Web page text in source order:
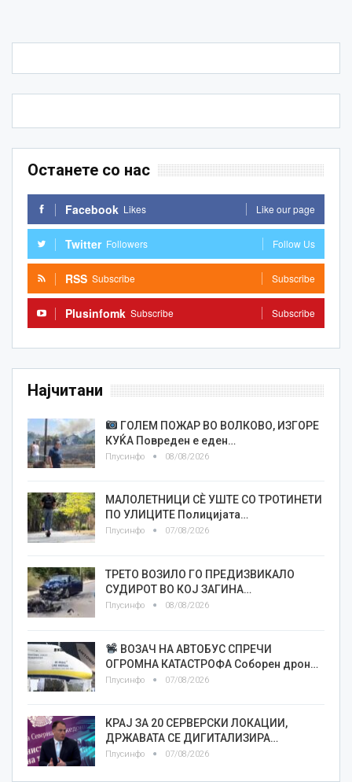
Останете со нас
Facebook Likes Like our page
Twitter Followers Follow Us
RSS Subscribe Subscribe
Plusinfomk Subscribe Subscribe
Најчитани
ГОЛЕМ ПОЖАР ВО ВОЛКОВО, ИЗГОРЕ
КУЌА Повреден е еден…
Плусинфо 08/08/2026
МАЛОЛЕТНИЦИ СÈ УШТЕ СО ТРОТИНЕТИ
ПО УЛИЦИТЕ Полицијата…
Плусинфо 07/08/2026
ТРЕТО ВОЗИЛО ГО ПРЕДИЗВИКАЛО
СУДИРОТ ВО КОЈ ЗАГИНА…
Плусинфо 08/08/2026
ВОЗАЧ НА АВТОБУС СПРЕЧИ
ОГРОМНА КАТАСТРОФА Соборен дрон…
Плусинфо 07/08/2026
КРАЈ ЗА 20 СЕРВЕРСКИ ЛОКАЦИИ,
ДРЖАВАТА СЕ ДИГИТАЛИЗИРА…
Плусинфо 07/08/2026